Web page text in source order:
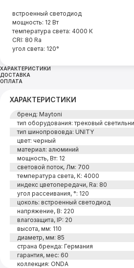
встроенный светодиод
мощность: 12 Вт
температура света: 4000 К
CRI: 80 Ra
угол света: 120°
ХАРАКТЕРИСТИКИ
ДОСТАВКА
ОПЛАТА
ХАРАКТЕРИСТИКИ
бренд: Maytoni
тип оборудования: трековый
тип шинопрововда: UNITY
цвет: черный
материал: алюминий
мощность, Вт: 12
световой поток, Лм: 700
температура света, К: 4000
индекс цветопередачи, Ra: 80
угол рассеивания, °: 120
цоколь: встроенный светодиод
напряжение, В: 220
влагозащита, IP: 20
высота, мм: 110
диаметр, мм: 85
страна бренда: Германия
гарантия, мес: 60
коллекция: ONDA